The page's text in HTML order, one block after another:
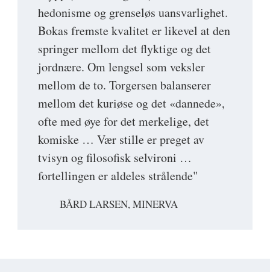
hedonisme og grenseløs uansvarlighet.
Bokas fremste kvalitet er likevel at den
springer mellom det flyktige og det
jordnære. Om lengsel som veksler
mellom de to. Torgersen balanserer
mellom det kuriøse og det «dannede»,
ofte med øye for det merkelige, det
komiske … Vær stille er preget av
tvisyn og filosofisk selvironi …
fortellingen er aldeles strålende"
BÅRD LARSEN, MINERVA